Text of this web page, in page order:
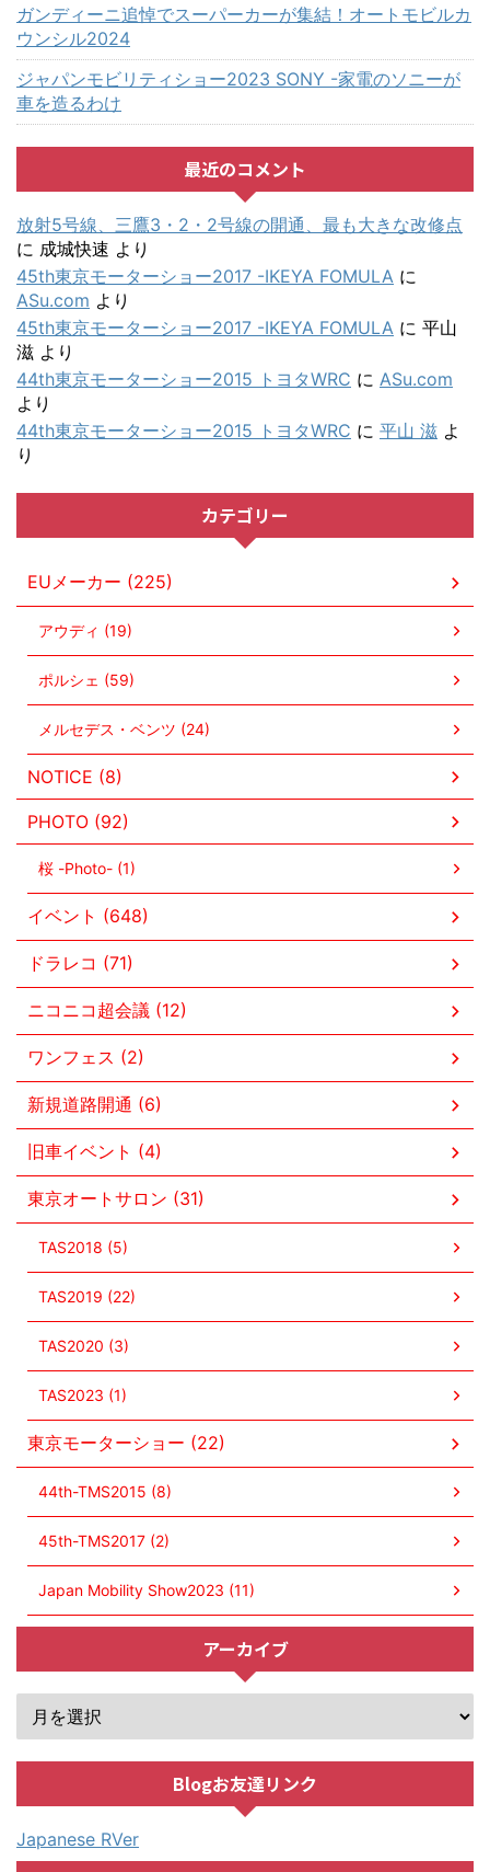
ガンディーニ追悼でスーパーカーが集結！オートモビルカ
ウンシル2024
ジャパンモビリティショー2023 SONY -家電のソニーが
車を造るわけ
最近のコメント
放射5号線、三鷹3・2・2号線の開通、最も大きな改修点
に 成城快速 より
45th東京モーターショー2017 -IKEYA FOMULA に
ASu.com より
45th東京モーターショー2017 -IKEYA FOMULA に 平山
滋 より
44th東京モーターショー2015 トヨタWRC に ASu.com
より
44th東京モーターショー2015 トヨタWRC に 平山 滋 よ
り
カテゴリー
EUメーカー (225)
アウディ (19)
ポルシェ (59)
メルセデス・ベンツ (24)
NOTICE (8)
PHOTO (92)
桜 -Photo- (1)
イベント (648)
ドラレコ (71)
ニコニコ超会議 (12)
ワンフェス (2)
新規道路開通 (6)
旧車イベント (4)
東京オートサロン (31)
TAS2018 (5)
TAS2019 (22)
TAS2020 (3)
TAS2023 (1)
東京モーターショー (22)
44th-TMS2015 (8)
45th-TMS2017 (2)
Japan Mobility Show2023 (11)
アーカイブ
Blogお友達リンク
Japanese RVer